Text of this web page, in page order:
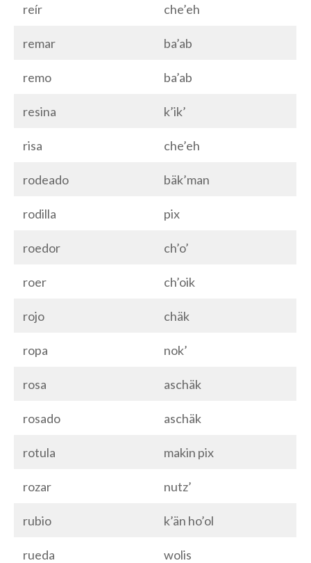
reír che’eh
remar ba’ab
remo ba’ab
resina k’ik’
risa che’eh
rodeado bäk’man
rodilla pix
roedor ch’o’
roer ch’oik
rojo chäk
ropa nok’
rosa aschäk
rosado aschäk
rotula makin pix
rozar nutz’
rubio k’än ho’ol
rueda wolis